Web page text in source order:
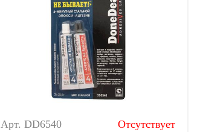
Арт. DD6540
Отсутствует